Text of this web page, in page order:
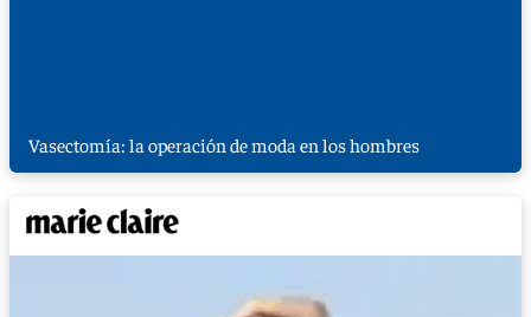
Vasectomía: la operación de moda en los hombres